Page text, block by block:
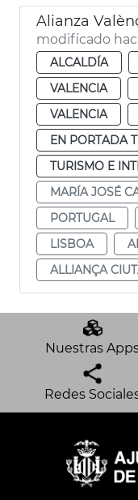
Alianza
modificado
ALCALDÍA
VALENCIA
VALENCIA
EN PORTADA
TURISMO E
MARÍA JOSÉ
PORTUGAL
LISBOA
ALLIANÇA
Nuestras
Redes